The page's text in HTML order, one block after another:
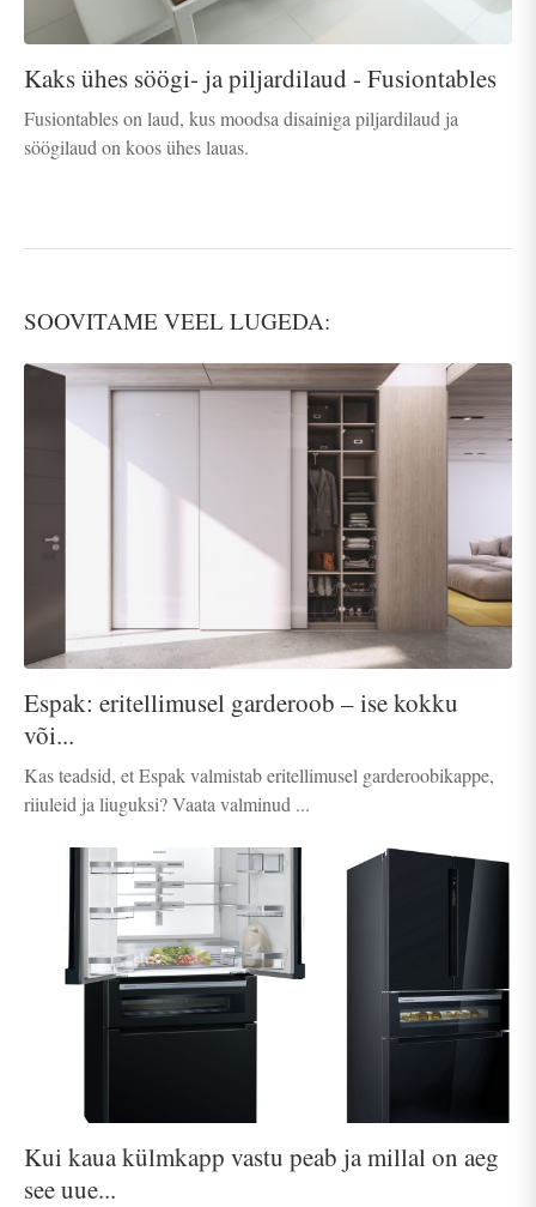
Kaks ühes söögi- ja piljardilaud - Fusiontables
Fusiontables on laud, kus moodsa disainiga piljardilaud ja
söögilaud on koos ühes lauas.
SOOVITAME VEEL LUGEDA:
Espak: eritellimusel garderoob – ise kokku
või...
Kas teadsid, et Espak valmistab eritellimusel garderoobikappe,
riiuleid ja liuguksi? Vaata valminud ...
Kui kaua külmkapp vastu peab ja millal on aeg
see uue...